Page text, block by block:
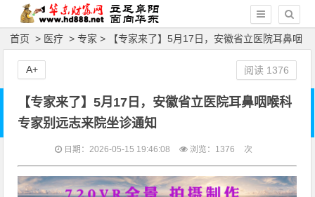
首页 > 医疗 >专家 > 【专家来了】5月17日，安徽省立医院耳鼻咽
喉科专家别远志来院坐诊通知
【专家来了】5月17日，安徽省立医院耳鼻咽喉科
专家别远志来院坐诊通知
日期：2026-05-15 19:46:08 浏览： 1376 次
阅读 1376
A+